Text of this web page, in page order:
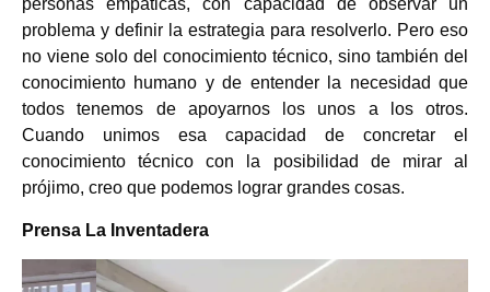
personas empáticas, con capacidad de observar un
problema y definir la estrategia para resolverlo. Pero eso
no viene solo del conocimiento técnico, sino también del
conocimiento humano y de entender la necesidad que
todos tenemos de apoyarnos los unos a los otros.
Cuando unimos esa capacidad de concretar el
conocimiento técnico con la posibilidad de mirar al
prójimo, creo que podemos lograr grandes cosas.
Prensa La Inventadera